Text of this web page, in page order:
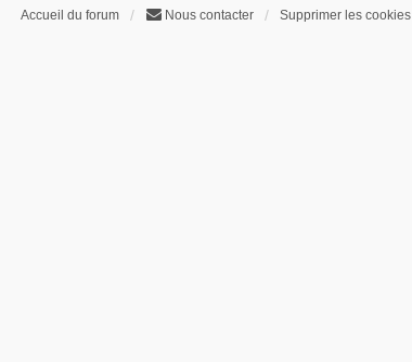
Accueil du forum Nous contacter Supprimer les cookies